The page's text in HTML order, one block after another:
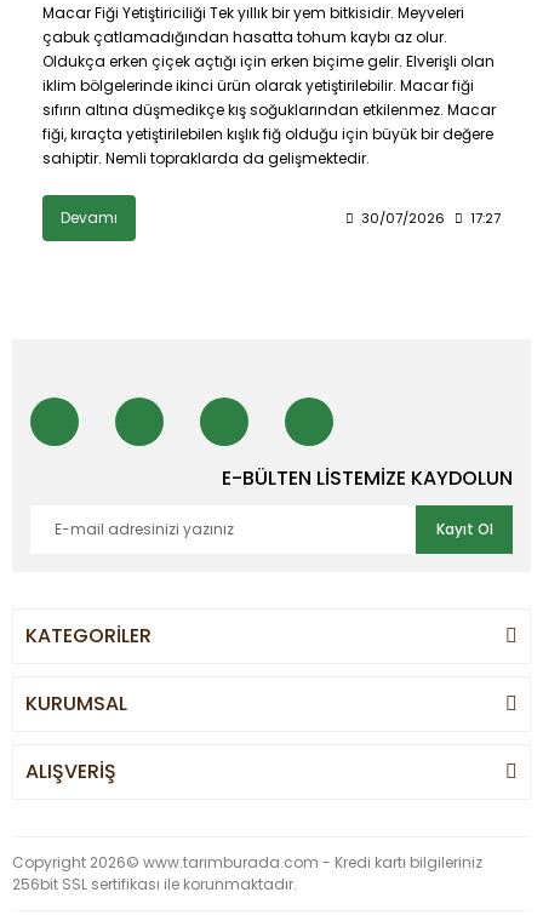
Macar Fiği Yetiştiriciliği Tek yıllık bir yem bitkisidir. Meyveleri
çabuk çatlamadığından hasatta tohum kaybı az olur.
Oldukça erken çiçek açtığı için erken biçime gelir. Elverişli olan
iklim bölgelerinde ikinci ürün olarak yetiştirilebilir. Macar fiği
sıfırın altına düşmedikçe kış soğuklarından etkilenmez. Macar
fiği, kıraçta yetiştirilebilen kışlık fiğ olduğu için büyük bir değere
sahiptir. Nemli topraklarda da gelişmektedir.
Devamı 30/07/2026 17:27
E-BÜLTEN LİSTEMİZE KAYDOLUN
Kayıt Ol
KATEGORİLER
KURUMSAL
ALIŞVERİŞ
Copyright 2026© www.tarımburada.com - Kredi kartı bilgileriniz
256bit SSL sertifikası ile korunmaktadır.